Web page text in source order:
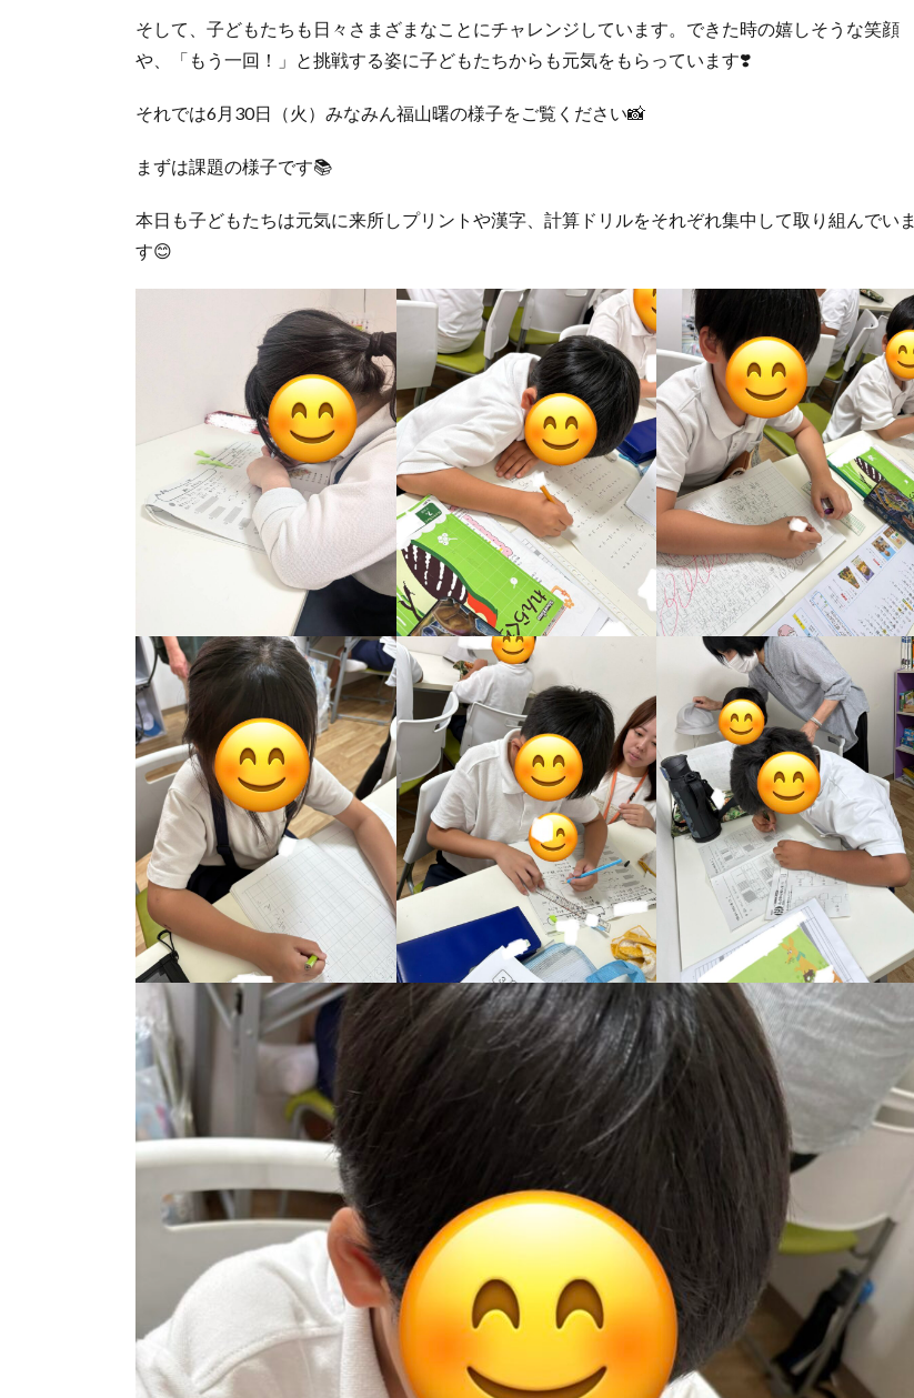
そして、子どもたちも日々さまざまなことにチャレンジしています。できた時の嬉しそうな笑顔
や、「もう一回！」と挑戦する姿に子どもたちからも元気をもらっています❣️
それでは6月30日（火）みなみん福山曙の様子をご覧ください📸
まずは課題の様子です📚
本日も子どもたちは元気に来所しプリントや漢字、計算ドリルをそれぞれ集中して取り組んでいま
す😊